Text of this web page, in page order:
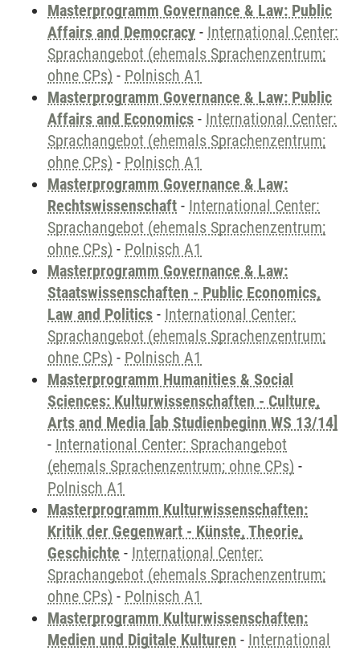
Masterprogramm Governance & Law: Public
Affairs and Democracy - International Center:
Sprachangebot (ehemals Sprachenzentrum;
ohne CPs) - Polnisch A1
Masterprogramm Governance & Law: Public
Affairs and Economics - International Center:
Sprachangebot (ehemals Sprachenzentrum;
ohne CPs) - Polnisch A1
Masterprogramm Governance & Law:
Rechtswissenschaft - International Center:
Sprachangebot (ehemals Sprachenzentrum;
ohne CPs) - Polnisch A1
Masterprogramm Governance & Law:
Staatswissenschaften - Public Economics,
Law and Politics - International Center:
Sprachangebot (ehemals Sprachenzentrum;
ohne CPs) - Polnisch A1
Masterprogramm Humanities & Social
Sciences: Kulturwissenschaften - Culture,
Arts and Media [ab Studienbeginn WS 13/14]
- International Center: Sprachangebot
(ehemals Sprachenzentrum; ohne CPs) -
Polnisch A1
Masterprogramm Kulturwissenschaften:
Kritik der Gegenwart - Künste, Theorie,
Geschichte - International Center:
Sprachangebot (ehemals Sprachenzentrum;
ohne CPs) - Polnisch A1
Masterprogramm Kulturwissenschaften:
Medien und Digitale Kulturen - International